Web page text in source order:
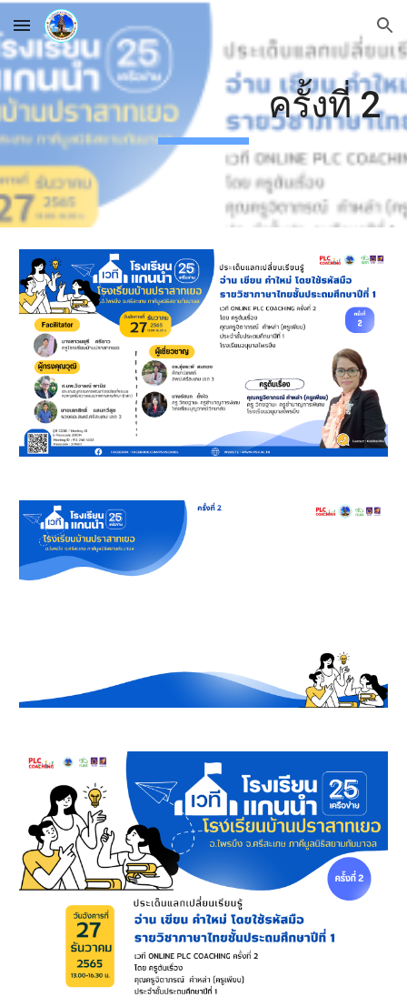
Skip to main content Skip to navigation
ครั้งที่ 2